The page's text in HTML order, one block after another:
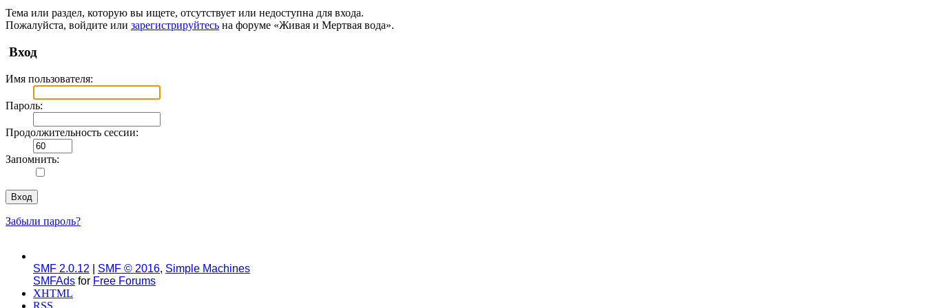
Тема или раздел, которую вы ищете, отсутствует или недоступна для входа.
Пожалуйста, войдите или зарегистрируйтесь на форуме «Живая и Мертвая вода».
Вход
Имя пользователя:
Пароль:
Продолжительность сессии:
Запомнить:
Забыли пароль?
SMF 2.0.12 SMF © 2016, Simple Machines
SMFAds for Free Forums
XHTML
RSS